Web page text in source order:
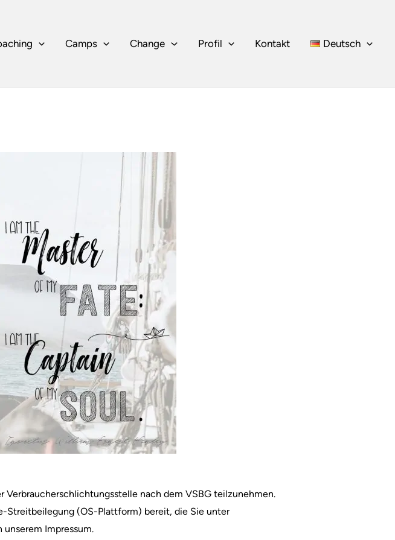
Camps Change Profil Kontakt Deutsch
nach dem VSBG teilzunehmen.
Streitbeilegung (OS-Plattform) bereit, die Sie unter
Impressum.